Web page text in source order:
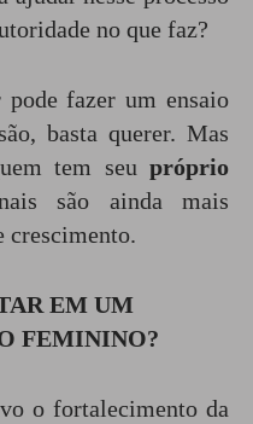
no que faz?
fazer um ensaio
basta querer. Mas
tem seu próprio
são ainda mais
crescimento.
EM UM
FEMININO?
o fortalecimento da